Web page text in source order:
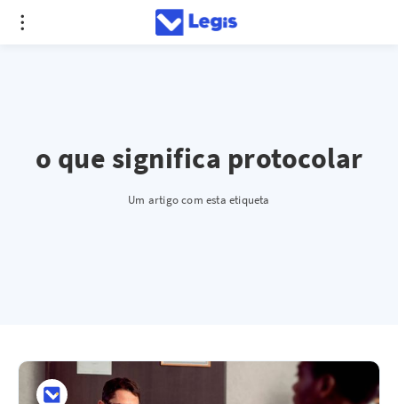
o que significa protocolar
Um artigo com esta etiqueta